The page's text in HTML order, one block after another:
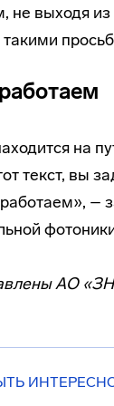
не выходя
на
текст, вы
–
АО